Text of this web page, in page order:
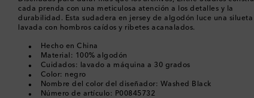
cada prenda con una meticulosa atención a los detalles y la
durabilidad. Esta sudadera en jersey de algodón luce una silueta
lavada con hombros caídos y ribetes acanalados.
Hecho en China
Material: 100% algodón
Cuidados: lavado a máquina a 30 grados
Color: negro
Nombre del color del diseñador: Washed Black
Número de artículo: P00845732